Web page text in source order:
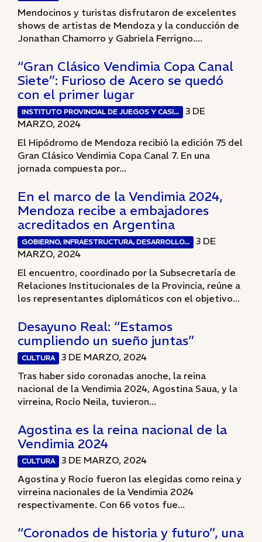
Mendocinos y turistas disfrutaron de excelentes
shows de artistas de Mendoza y la conducción de
Jonathan Chamorro y Gabriela Ferrigno....
“Gran Clásico Vendimia Copa Canal
Siete”: Furioso de Acero se quedó
con el primer lugar
INSTITUTO PROVINCIAL DE JUEGOS Y CASI...
3 DE
MARZO, 2024
El Hipódromo de Mendoza recibió la edición 75 del
Gran Clásico Vendimia Copa Canal 7. En una
jornada compuesta por...
En el marco de la Vendimia 2024,
Mendoza recibe a embajadores
acreditados en Argentina
GOBIERNO, INFRAESTRUCTURA, DESARROLLO...
3 DE
MARZO, 2024
El encuentro, coordinado por la Subsecretaría de
Relaciones Institucionales de la Provincia, reúne a
los representantes diplomáticos con el objetivo...
Desayuno Real: “Estamos
cumpliendo un sueño juntas”
CULTURA
3 DE MARZO, 2024
Tras haber sido coronadas anoche, la reina
nacional de la Vendimia 2024, Agostina Saua, y la
virreina, Rocío Neila, tuvieron...
Agostina es la reina nacional de la
Vendimia 2024
CULTURA
3 DE MARZO, 2024
Agostina y Rocío fueron las elegidas como reina y
virreina nacionales de la Vendimia 2024
respectivamente. Con 66 votos fue...
“Coronados de historia y futuro”, una